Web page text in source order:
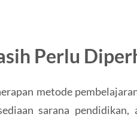
Perlu
metode
sarana pendidikan,